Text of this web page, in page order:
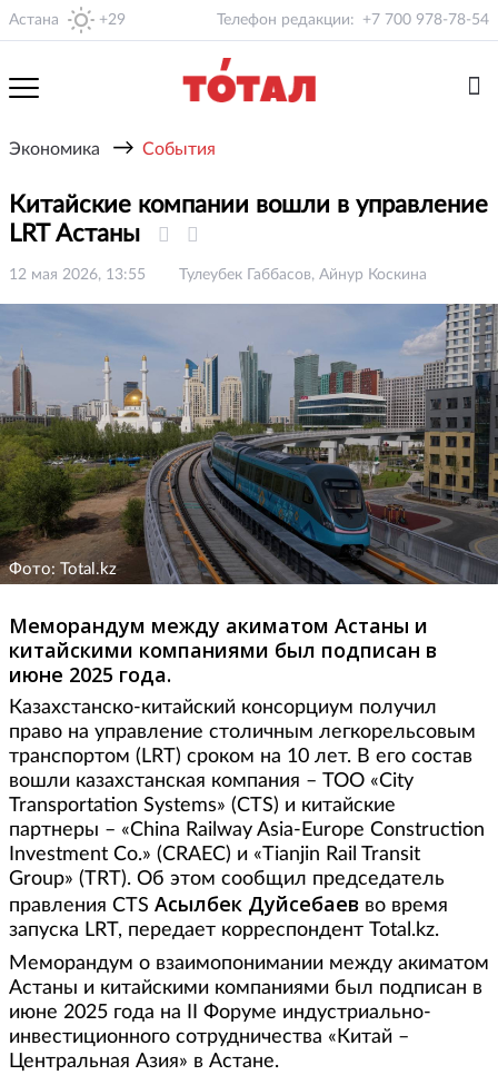
Астана +29 Телефон редакции: +7 700 978-78-54
Экономика → События
Китайские компании вошли в управление
LRT Астаны
12 мая 2026, 13:55 Тулеубек Габбасов, Айнур Коскина
Фото: Total.kz
Меморандум между акиматом Астаны и
китайскими компаниями был подписан в
июне 2025 года.
Казахстанско-китайский консорциум получил
право на управление столичным легкорельсовым
транспортом (LRT) сроком на 10 лет. В его состав
вошли казахстанская компания – ТОО «City
Transportation Systems» (CTS) и китайские
партнеры – «China Railway Asia-Europe Construction
Investment Co.» (CRAEC) и «Tianjin Rail Transit
Group» (TRT). Об этом сообщил председатель
правления CTS Асылбек Дуйсебаев во время
запуска LRT, передает корреспондент Total.kz.
Меморандум о взаимопонимании между акиматом
Астаны и китайскими компаниями был подписан в
июне 2025 года на II Форуме индустриально-
инвестиционного сотрудничества «Китай –
Центральная Азия» в Астане.